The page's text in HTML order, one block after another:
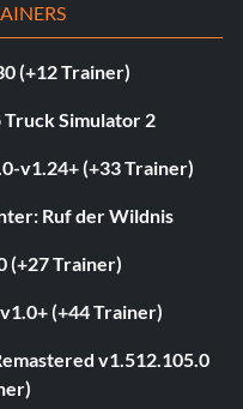
(+12 Trainer)
Simulator 2
v1.24+ (+33 Trainer)
Ruf der Wildnis
(+27 Trainer)
(+44 Trainer)
v1.512.105.0